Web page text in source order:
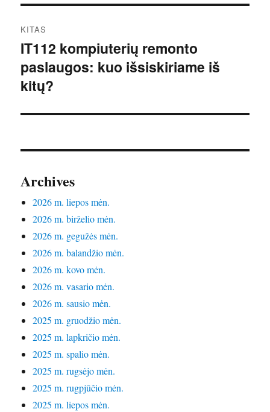
KITAS
Kitas
įrašas:
IT112 kompiuterių remonto
paslaugos: kuo išsiskiriame iš
kitų?
Archives
2026 m. liepos mėn.
2026 m. birželio mėn.
2026 m. gegužės mėn.
2026 m. balandžio mėn.
2026 m. kovo mėn.
2026 m. vasario mėn.
2026 m. sausio mėn.
2025 m. gruodžio mėn.
2025 m. lapkričio mėn.
2025 m. spalio mėn.
2025 m. rugsėjo mėn.
2025 m. rugpjūčio mėn.
2025 m. liepos mėn.